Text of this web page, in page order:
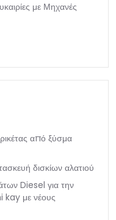
με Μηχανές
από ξύσμα
δισκίων αλατιού
Diesel για την
kay με νέους